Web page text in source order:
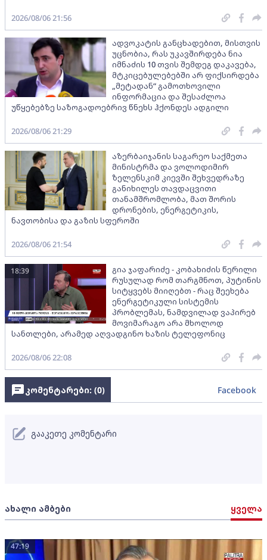
2026/08/06 21:56
ადვოკატის განცხადებით, მისთვის
უცნობია, რას უკავშირდება ნია
იმნაძის 10 თვის შემდეგ დაკავება,
მტკიცებულებებში არ ფიქსირდება
„მეტადან“ გამოთხოვილი
ინფორმაცია და შესაძლოა
უწყებებზე საზოგადოებრივ წნეხს ჰქონდეს ადგილი
2026/08/06 21:29
აზერბაიჯანის საგარეო საქმეთა
მინისტრმა და ვოლოდიმირ
ზელენსკიმ კიევში შეხვედრაზე
განიხილეს თავდაცვითი
თანამშრომლობა, მათ შორის
დრონების, ენერგეტიკის,
ნავთობისა და გაზის სფეროში
2026/08/06 21:54
გია ჯაფარიძე - კობახიძის წერილი
რუსულად რომ თარგმნოთ, პუტინის
სიტყვებს მიიღებთ - რაც შეეხება
ენერგეტიკული სისტემის
პრობლემას, ნამდვილად ვაპირებ
მოვიმარაგო არა მხოლოდ
სანთლები, არამედ აღვადგინო ხაზის ტელეფონიც
18:39
2026/08/06 22:08
ახალი ამბები ყველა
47:19
კომენტარები: (0) Facebook
გააკეთე კომენტარი